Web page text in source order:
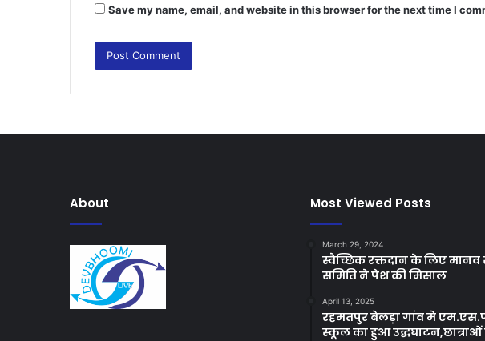
Save my name, email, and website in this browser for the next time I
About Most Viewed Posts
March 29, 2024
स्वैच्छिक रक्तदान के लिए मानव
समिति ने पेश की मिसाल
April 13, 2025
रहमतपुर बेलड़ा गांव मे
स्कूल का हुआ उद्धघाटन,छात्राओं